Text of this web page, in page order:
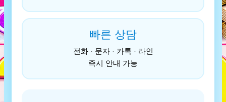
빠른 상담
전화 · 문자 · 카톡 · 라인
즉시 안내 가능